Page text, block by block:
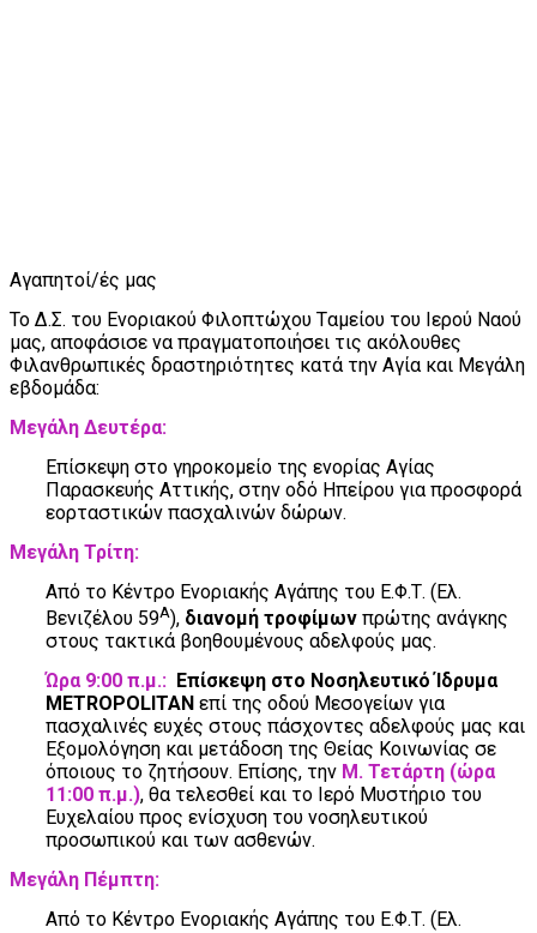
Αγαπητοί/ές μας
Το Δ.Σ. του Ενοριακού Φιλοπτώχου Tαμείου του Ιερού Ναού
μας, αποφάσισε να πραγματοποιήσει τις ακόλουθες
Φιλανθρωπικές δραστηριότητες κατά την Αγία και Μεγάλη
εβδομάδα:
Μεγάλη Δευτέρα:
Επίσκεψη στο γηροκομείο της ενορίας Αγίας
Παρασκευής Αττικής, στην οδό Ηπείρου για προσφορά
εορταστικών πασχαλινών δώρων.
Μεγάλη Τρίτη:
Από το Κέντρο Ενοριακής Αγάπης του Ε.Φ.Τ. (Ελ.
Βενιζέλου 59Α), διανομή τροφίμων πρώτης ανάγκης
στους τακτικά βοηθουμένους αδελφούς μας.
Ώρα 9:00 π.μ.: Επίσκεψη στο Νοσηλευτικό Ίδρυμα
METROPOLITAN επί της οδού Μεσογείων για
πασχαλινές ευχές στους πάσχοντες αδελφούς μας και
Εξομολόγηση και μετάδοση της Θείας Κοινωνίας σε
όποιους το ζητήσουν. Επίσης, την Μ. Τετάρτη (ώρα
11:00 π.μ.), θα τελεσθεί και το Ιερό Μυστήριο του
Ευχελαίου προς ενίσχυση του νοσηλευτικού
προσωπικού και των ασθενών.
Μεγάλη Πέμπτη:
Από το Κέντρο Ενοριακής Αγάπης του Ε.Φ.Τ. (Ελ.